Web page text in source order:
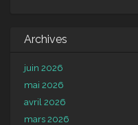
Archives
juin 2026
mai 2026
avril 2026
mars 2026